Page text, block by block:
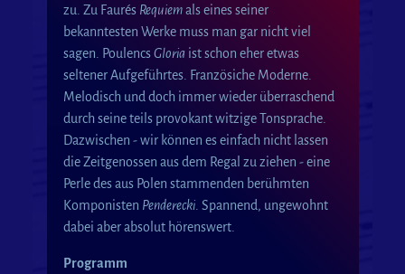
zu. Zu Faurés Requiemals eines seiner
bekanntesten Werke muss man gar nicht viel
sagen. PoulencsGloria ist schon eher etwas
seltener Aufgeführtes. Französiche Moderne.
Melodisch und doch immer wieder überraschend
durch seine teils provokant witzige Tonsprache.
Dazwischen - wir können es einfach nicht lassen
die Zeitgenossen aus dem Regal zu ziehen - eine
Perle des aus Polen stammenden berühmten
Komponisten Penderecki. Spannend, ungewohnt
dabei aber absolut hörenswert.
Programm